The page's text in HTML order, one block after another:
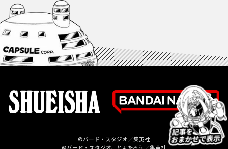
©バード・スタジオ／集英社